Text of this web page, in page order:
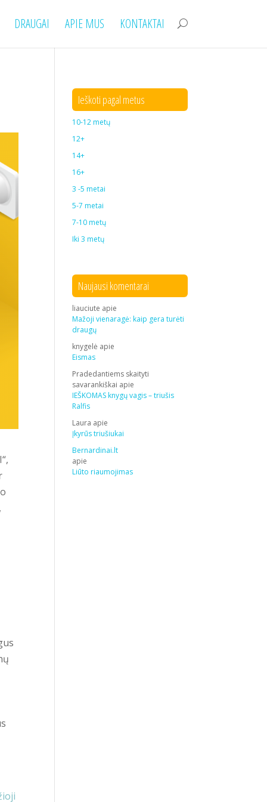
DRAUGAI APIE MUS KONTAKTAI
Ieškoti pagal metus
10-12 metų
12+
14+
16+
3 -5 metai
5-7 metai
7-10 metų
Iki 3 metų
Naujausi komentarai
liauciute apie
Mažoji vienaragė: kaip gera turėti
draugų
knygelė apie
Eismas
Pradedantiems skaityti
savarankiškai apie
IEŠKOMAS knygų vagis – triušis
Ralfis
Laura apie
Įkyrūs triušiukai
Bernardinai.lt
apie
Liūto riaumojimas